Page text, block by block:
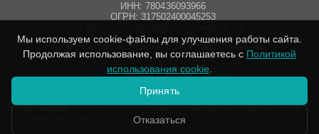
ИНН: 780436093966
ОГРН: 317502400045253
Все права защищены © 2012 - 2025 wepro.ru
Принимаем к оплате наличные, банковские карты Visa,
Подробнее
Мы используем cookie-файлы для улучшения работы сайта.
Продолжая использование, вы соглашаетесь с Политикой
использования cookie
Принять
Отказаться